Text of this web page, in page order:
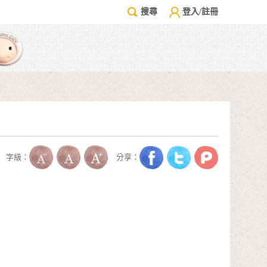
搜尋 登入/註冊
字級： 分享：